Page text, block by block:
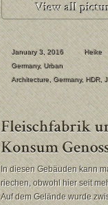
January 3, 2016 Heike
Germany, Urban
Architecture,Germany,HDR,
In diesen Gebäuden kann
riechen, obwohl hier seit
Auf dem Gelände wurde